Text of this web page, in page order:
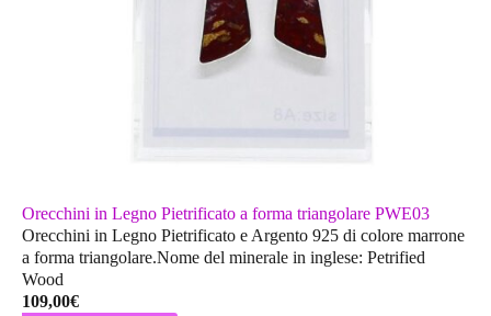
Orecchini in Legno Pietrificato a forma triangolare PWE03
Orecchini in Legno Pietrificato e Argento 925 di colore marrone
a forma triangolare.Nome del minerale in inglese: Petrified
Wood
109,00€